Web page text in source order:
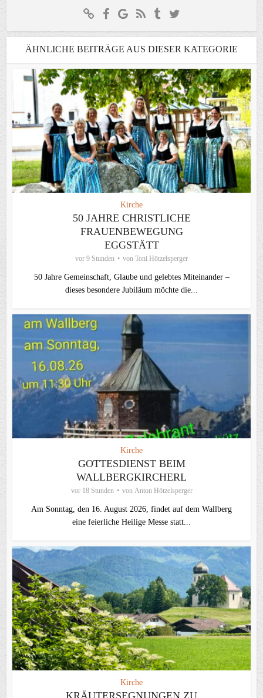
ÄHNLICHE BEITRÄGE AUS DIESER KATEGORIE
Kirche
50 JAHRE CHRISTLICHE
FRAUENBEWEGUNG
EGGSTÄTT
vor 9 Stunden von Toni Hötzelsperger
50 Jahre Gemeinschaft, Glaube und gelebtes Miteinander –
dieses besondere Jubiläum möchte die...
Kirche
GOTTESDIENST BEIM
WALLBERGKIRCHERL
vor 18 Stunden von Anton Hötzelsperger
Am Sonntag, den 16. August 2026, findet auf dem Wallberg
eine feierliche Heilige Messe statt...
Kirche
KRÄUTERSEGNUNGEN ZU